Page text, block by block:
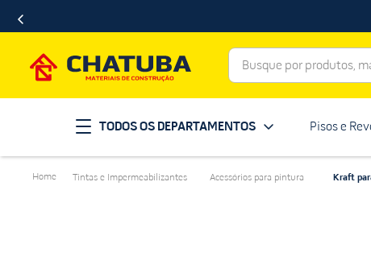
Busque por produtos,
TODOS OS DEPARTAMENTOS Pisos e
Tintas e Impermeabilizantes Acessórios para pintura Kraft
1 º porcelanato
2º telha
revestimento